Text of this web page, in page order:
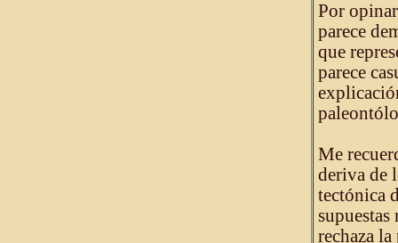
Por
parece
que
parece
Me
deriva de
tectónica
rechaza